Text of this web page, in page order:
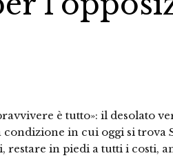
è tutto»: il desolato
condizione in cui oggi si trova
restare in piedi a tutti i costi,